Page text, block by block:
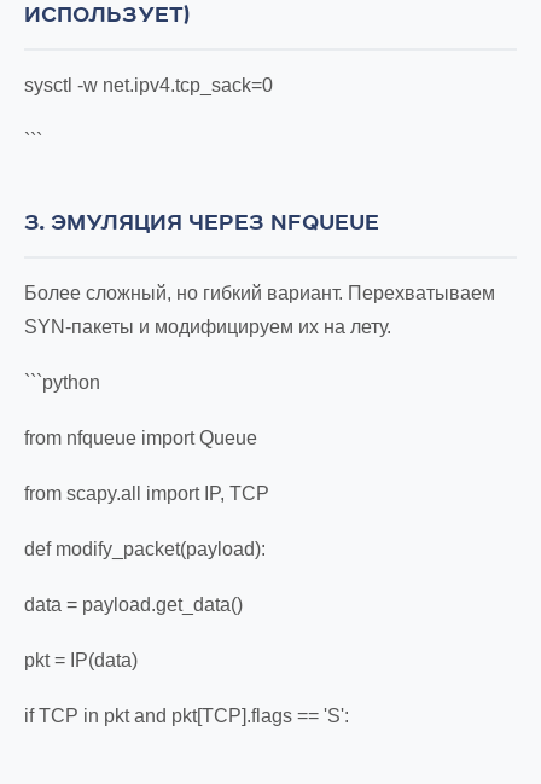
ИСПОЛЬЗУЕТ)
sysctl -w net.ipv4.tcp_sack=0
```
3. ЭМУЛЯЦИЯ ЧЕРЕЗ NFQUEUE
Более сложный, но гибкий вариант. Перехватываем
SYN-пакеты и модифицируем их на лету.
```python
from nfqueue import Queue
from scapy.all import IP, TCP
def modify_packet(payload):
data = payload.get_data()
pkt = IP(data)
if TCP in pkt and pkt[TCP].flags == 'S':